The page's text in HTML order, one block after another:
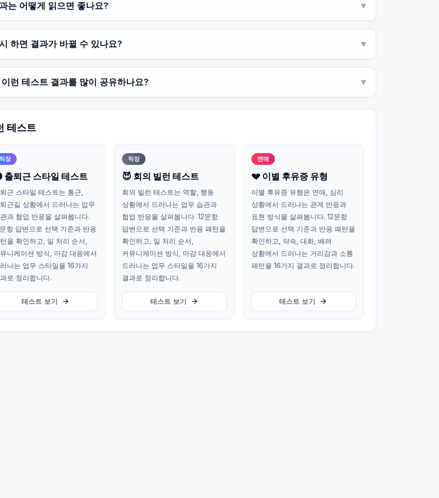
는 어떻게 읽으면 좋나요? ▼
하면 결과가 바뀔 수 있나요? ▼
런 테스트 결과를 많이 공유하나요? ▼
테스트
장
출퇴근 스타일 테스트
근 스타일 테스트는 통근,
근길 상황에서 드러나는 업무
과 협업 반응을 살펴봅니다.
항 답변으로 선택 기준과 반응
을 확인하고, 일 처리 순서,
니케이션 방식, 마감 대응에서
나는 업무 스타일을 16가지
로 정리합니다.
테스트 보기
직장
😈 회의 빌런 테스트
회의 빌런 테스트는 역할, 행동
상황에서 드러나는 업무 습관과
협업 반응을 살펴봅니다. 12문항
답변으로 선택 기준과 반응 패턴을
확인하고, 일 처리 순서,
커뮤니케이션 방식, 마감 대응에서
드러나는 업무 스타일을 16가지
결과로 정리합니다.
테스트 보기
연애
💔 이별 후유증 유형
이별 후유증 유형은 연애, 심리
상황에서 드러나는 관계 반응과
표현 방식을 살펴봅니다. 12문항
답변으로 선택 기준과 반응 패턴을
확인하고, 약속, 대화, 배려
상황에서 드러나는 거리감과 소통
패턴을 16가지 결과로 정리합니다.
테스트 보기